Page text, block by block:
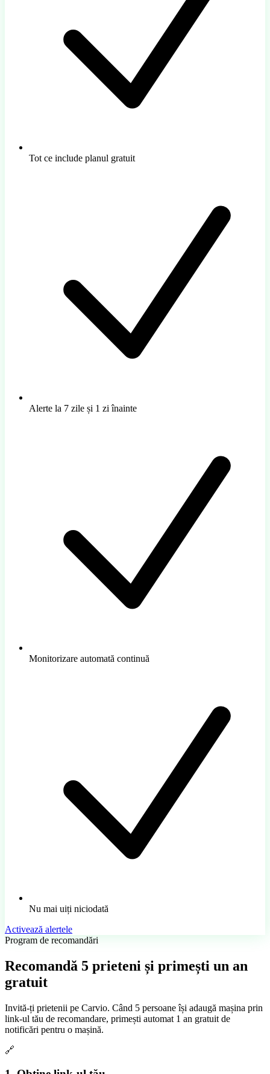
Tot ce include planul gratuit
Alerte la 7 zile și 1 zi înainte
Monitorizare automată continuă
Nu mai uiți niciodată
Activează alertele
Program de recomandări
Recomandă 5 prieteni și primești un an
gratuit
Invită-ți prietenii pe Carvio. Când 5 persoane își adaugă mașina prin
link-ul tău de recomandare, primești automat 1 an gratuit de
notificări pentru o mașină.
🔗